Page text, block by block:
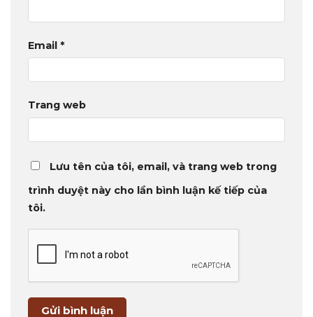
Email *
Trang web
Lưu tên của tôi, email, và trang web trong
trình duyệt này cho lần bình luận kế tiếp của
tôi.